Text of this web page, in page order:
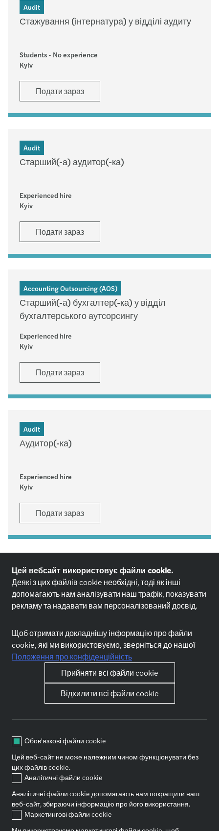
Audit
Стажування (інтернатура) у відділі аудиту
Students - No experience
Kyiv
Подати зараз
Audit
Старший(-а) аудитор(-ка)
Experienced hire
Kyiv
Подати зараз
Accounting Outsourcing (AOS)
Старший(-а) бухгалтер(-ка) у відділ
бухгалтерського аутсорсингу
Experienced hire
Kyiv
Подати зараз
Audit
Аудитор(-ка)
Experienced hire
Kyiv
Подати зараз
Не знайшов(-ла) вакансію,
яка тобі підходить?
Відправити заявку
Grow with us
Ким ти можеш стати
Вакансії
Відправити заявку
Socials
Цей вебсайт використовує файли cookie.
Деякі з цих файлів cookie необхідні, тоді як інші
допомагають нам аналізувати наш трафік, показувати
рекламу та надавати вам персоналізований досвід.
Щоб отримати докладнішу інформацію про файли
cookie, які ми використовуємо, зверніться до нашої
Положення про конфіденційність
Прийняти всі файли cookie
Відхилити всі файли cookie
Обов'язкові файли cookie
Цей веб-сайт не може належним чином функціонувати без
цих файлів cookie.
Аналітичні файли cookie
Аналітичні файли cookie допомагають нам покращити наш
веб-сайт, збираючи інформацію про його використання.
Маркетингові файли cookie